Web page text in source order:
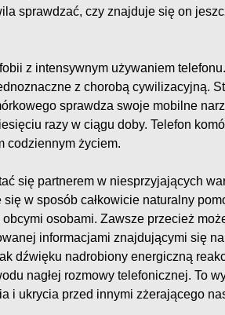
sprawdzać, czy znajduje się on
z intensywnym używaniem
z chorobą cywilizacyjną.
sprawdza swoje mobilne
razy w ciągu doby. Telefon
codziennym życiem.
się partnerem w niesprzyjających
w sposób całkowicie naturalny
osobami. Zawsze przecież
informacjami znajdującymi się
dźwięku nadrobiony energiczną
nagłej rozmowy telefonicznej. To
i ukrycia przed innymi zżerającego